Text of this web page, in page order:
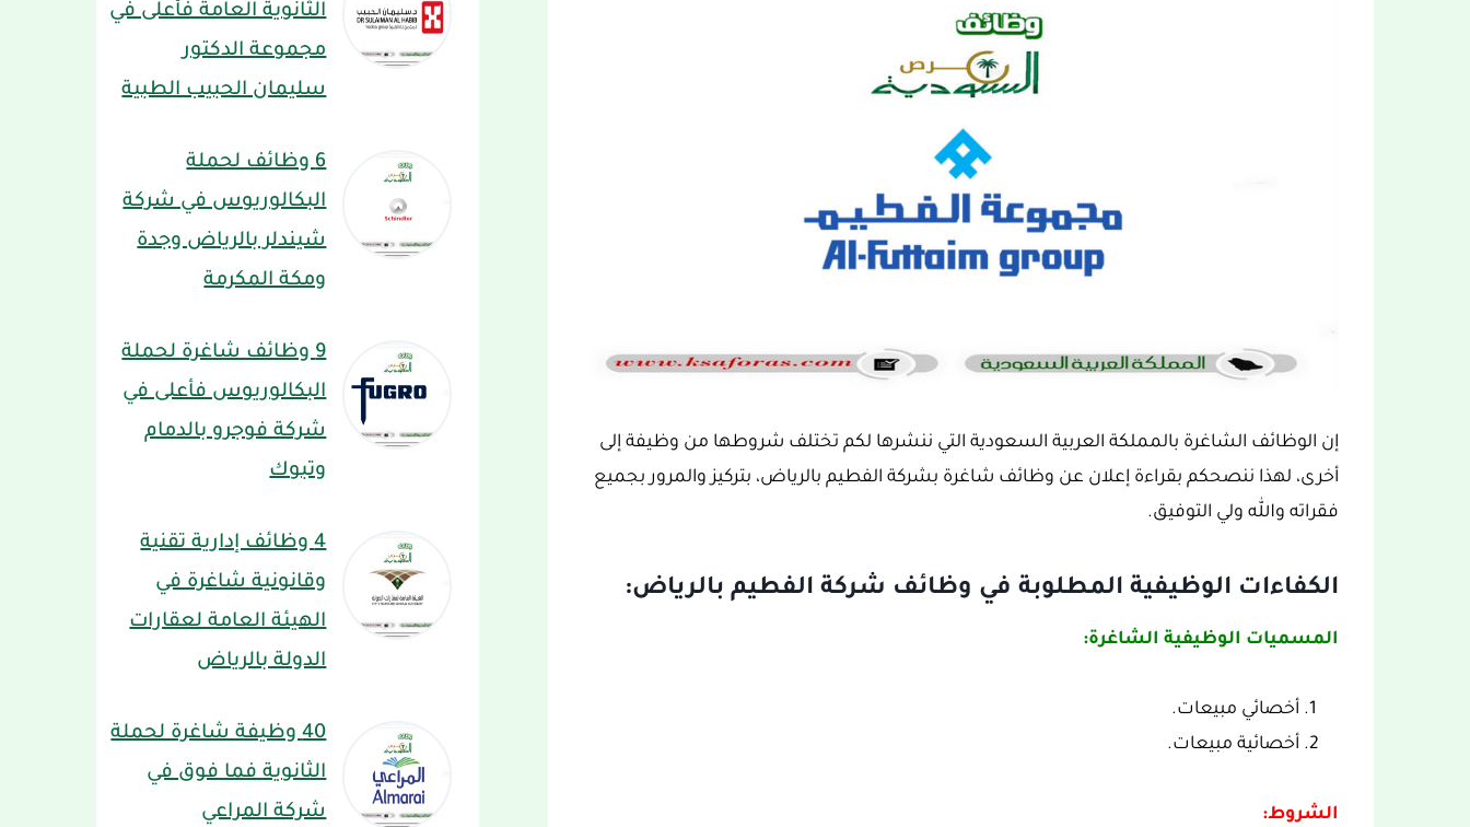
إن الوظائف الشاغرة بالمملكة العربية السعودية التي ننشرها لكم تختلف شروطها من وظيفة إلى
أخرى، لهذا ننصحكم بقراءة إعلان عن وظائف شاغرة بشركة الفطيم بالرياض، بتركيز والمرور بجميع
فقراته والله ولي التوفيق.
الكفاءات الوظيفية المطلوبة في وظائف شركة الفطيم بالرياض:
المسميات الوظيفية الشاغرة:
أخصائي مبيعات.
أخصائية مبيعات.
الشروط:
الثانوية العامة فأعلى في
مجموعة الدكتور
سليمان الحبيب الطبية
6 وظائف لحملة
البكالوريوس في شركة
شيندلر بالرياض وجدة
ومكة المكرمة
9 وظائف شاغرة لحملة
البكالوريوس فأعلى في
شركة فوجرو بالدمام
وتبوك
4 وظائف إدارية تقنية
وقانونية شاغرة في
الهيئة العامة لعقارات
الدولة بالرياض
40 وظيفة شاغرة لحملة
الثانوية فما فوق في
شركة المراعي